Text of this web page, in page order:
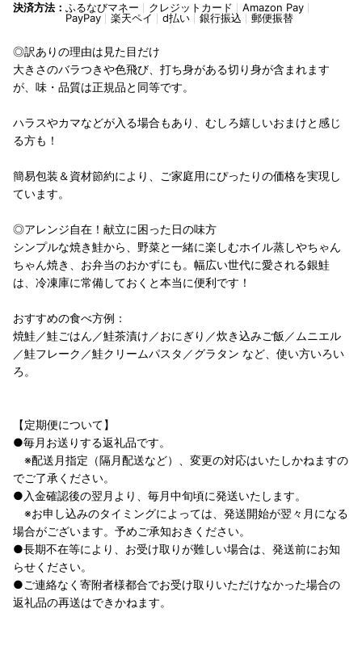
決済方法： ふるなびマネー クレジットカード
Amazon Pay
PayPay
楽天ペイ d払い 銀行振込 郵便振替
◎訳ありの理由は見た目だけ
大きさのバラつきや色飛び、打ち身がある切り身が含まれます
が、味・品質は正規品と同等です。
ハラスやカマなどが入る場合もあり、むしろ嬉しいおまけと感じ
る方も！
簡易包装＆資材節約により、ご家庭用にぴったりの価格を実現し
ています。
◎アレンジ自在！献立に困った日の味方
シンプルな焼き鮭から、野菜と一緒に楽しむホイル蒸しやちゃん
ちゃん焼き、お弁当のおかずにも。幅広い世代に愛される銀鮭
は、冷凍庫に常備しておくと本当に便利です！
おすすめの食べ方例：
焼鮭／鮭ごはん／鮭茶漬け／おにぎり／炊き込みご飯／ムニエル
／鮭フレーク／鮭クリームパスタ／グラタン など、使い方いろい
ろ。
【定期便について】
●毎月お送りする返礼品です。
※配送月指定（隔月配送など）、変更の対応はいたしかねますの
でご了承ください。
●入金確認後の翌月より、毎月中旬頃に発送いたします。
※お申し込みのタイミングによっては、発送開始が翌々月になる
場合がございます。予めご承知おきください。
●長期不在等により、お受け取りが難しい場合は、発送前にお知
らせください。
●ご連絡なく寄附者様都合でお受け取りいただけなかった場合の
返礼品の再送はできかねます。